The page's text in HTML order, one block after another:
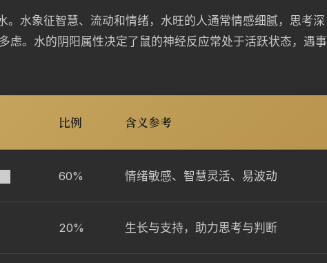
。水象征智慧、流动和情绪，水旺的人通常情感细腻，思考深
虑。水的阴阳属性决定了鼠的神经反应常处于活跃状态，遇事
比例 含义参考
60% 情绪敏感、智慧灵活、易波动
20% 生长与支持，助力思考与判断